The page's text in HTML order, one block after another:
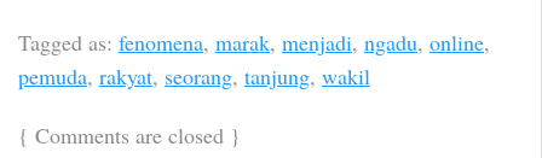
Tagged as: fenomena, marak, menjadi, ngadu, online,
pemuda, rakyat, seorang, tanjung, wakil
{ Comments are closed }